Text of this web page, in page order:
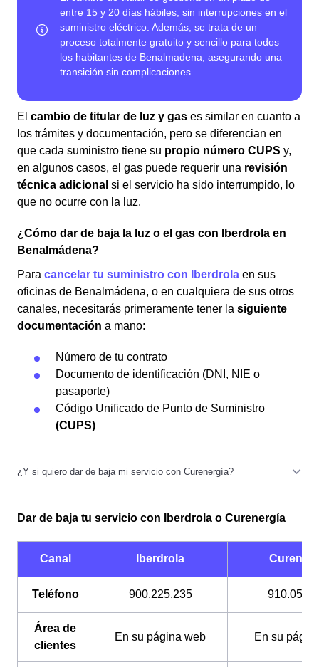
El cambio de titular de luz y gas es similar en cuanto a
los trámites y documentación, pero se diferencian en
que cada suministro tiene su propio número CUPS y,
en algunos casos, el gas puede requerir una revisión
técnica adicional si el servicio ha sido interrumpido, lo
que no ocurre con la luz.
¿Cómo dar de baja la luz o el gas con Iberdrola en
Benalmádena?
Para cancelar tu suministro con Iberdrola en sus
oficinas de Benalmádena, o en cualquiera de sus otros
canales, necesitarás primeramente tener la siguiente
documentación a mano:
Número de tu contrato
Documento de identificación (DNI, NIE o
pasaporte)
Código Unificado de Punto de Suministro
(CUPS)
los canales a través de los cuáles tienes que realizarlo
son diferentes. La permanencia tampoco es un
problema (a menos que tengas facturas por pagar) y su
coste es gratuito.
Dar de baja tu servicio con Iberdrola o Curenergía
Canal Iberdrola
Teléfono 900.225.235
Área de
clientes
En su página web En su